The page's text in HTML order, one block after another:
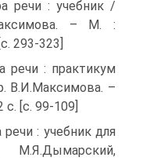
речи : учебник /
– М. :
293-323]
речи : практикум
В.И.Максимова. –
с. [с. 99-109]
: учебник для